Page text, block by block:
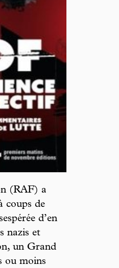
(RAF) a
coups de
d’en
nazis et
un Grand
ou moins